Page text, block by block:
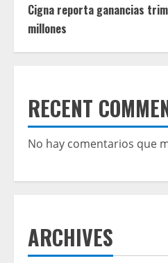
Cigna reporta ganancias
millones
RECENT
No hay comentarios que
ARCHIVES